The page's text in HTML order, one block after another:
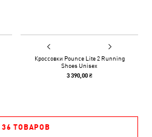
Кроссовки Pounce Lite 2 Running
Shoes Unisex
3 390,00 ₴
36 ТОВАРОВ